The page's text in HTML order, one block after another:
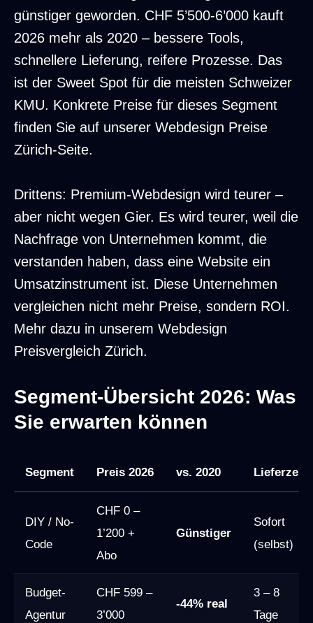
günstiger geworden. CHF 5’500-6’000 kauft
2026 mehr als 2020 – bessere Tools,
schnellere Lieferung, reifere Prozesse. Das
ist der Sweet Spot für die meisten Schweizer
KMU. Konkrete Preise für dieses Segment
finden Sie auf unserer Webdesign Preise
Zürich-Seite.
Drittens: Premium-Webdesign wird teurer –
aber nicht wegen Gier. Es wird teurer, weil die
Nachfrage von Unternehmen kommt, die
verstanden haben, dass eine Website ein
Umsatzinstrument ist. Diese Unternehmen
vergleichen nicht mehr Preise, sondern ROI.
Mehr dazu in unserem Webdesign
Preisvergleich Zürich.
Segment-Übersicht 2026: Was
Sie erwarten können
Segment Preis 2026 vs. 2020 Lieferzeit
DIY / No-
Code
CHF 0 –
1’200 +
Abo
Günstiger
Sofort
(selbst)
Budget-
Agentur
CHF 599 –
3’000
-44% real
3 – 8
Tage